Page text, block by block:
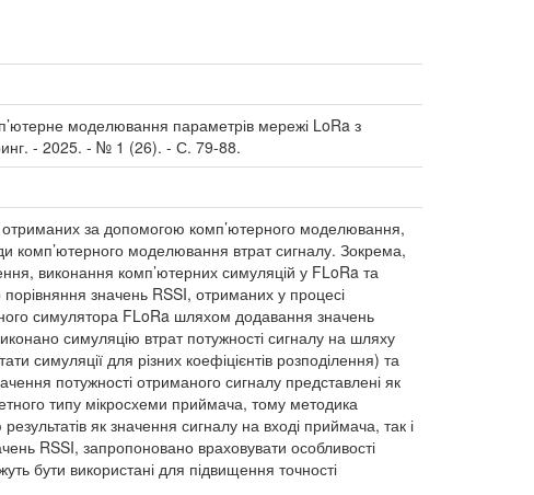
моделювання параметрів мережі LoRa з
- 2025. - № 1 (26). - С. 79-88.
отриманих за допомогою комп’ютерного моделювання,
комп’ютерного моделювання втрат сигналу. Зокрема,
виконання комп’ютерних симуляцій у FLoRa та
значень RSSI, отриманих у процесі
симулятора FLoRa шляхом додавання значень
симуляцію втрат потужності сигналу на шляху
для різних коефіцієнтів розподілення) та
потужності отриманого сигналу представлені як
типу мікросхеми приймача, тому методика
як значення сигналу на вході приймача, так і
RSSI, запропоновано враховувати особливості
бути використані для підвищення точності